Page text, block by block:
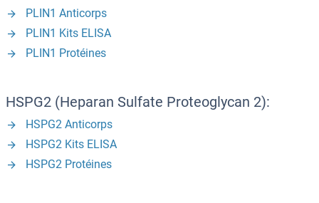
PLIN1 Anticorps
PLIN1 Kits ELISA
PLIN1 Protéines
HSPG2 (Heparan Sulfate Proteoglycan 2):
HSPG2 Anticorps
HSPG2 Kits ELISA
HSPG2 Protéines